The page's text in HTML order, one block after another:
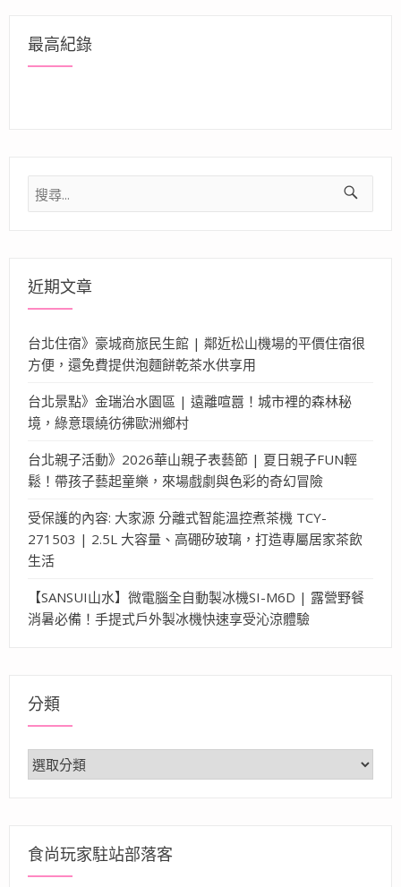
最高紀錄
搜
尋
近期文章
台北住宿》豪城商旅民生館 | 鄰近松山機場的平價住宿很
方便，還免費提供泡麵餅乾茶水供享用
台北景點》金瑞治水園區 | 遠離喧囂！城市裡的森林秘
境，綠意環繞彷彿歐洲鄉村
台北親子活動》2026華山親子表藝節 | 夏日親子FUN輕
鬆！帶孩子藝起童樂，來場戲劇與色彩的奇幻冒險
受保護的內容: 大家源 分離式智能溫控煮茶機 TCY-
271503 | 2.5L 大容量、高硼矽玻璃，打造專屬居家茶飲
生活
【SANSUI山水】微電腦全自動製冰機SI-M6D | 露營野餐
消暑必備！手提式戶外製冰機快速享受沁涼體驗
分類
分
類
食尚玩家駐站部落客